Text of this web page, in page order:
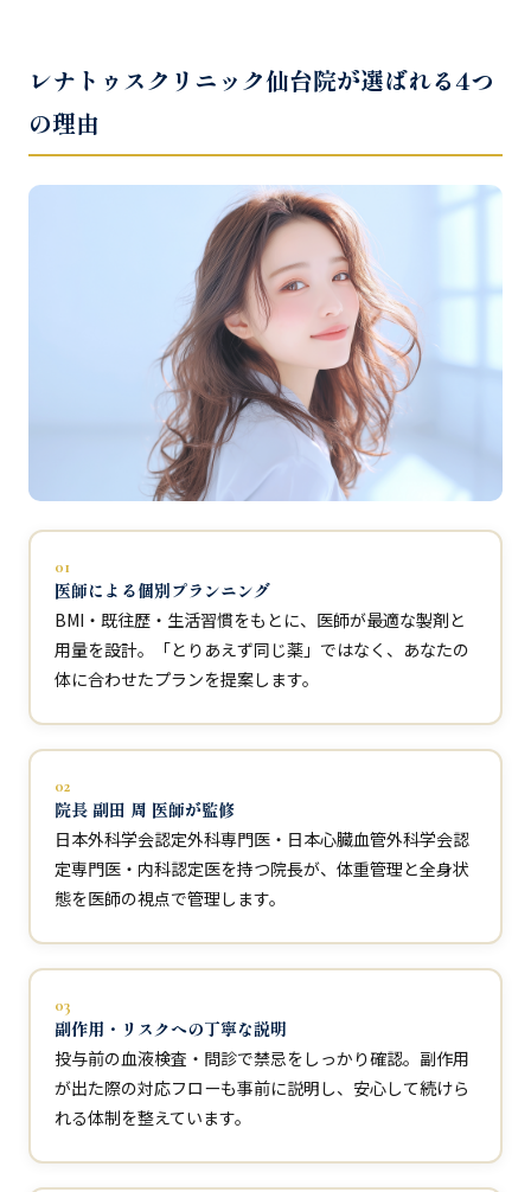
レナトゥスクリニック仙台院が選ばれる4つ
の理由
01
医師による個別プランニング
BMI・既往歴・生活習慣をもとに、医師が最適な製剤と
用量を設計。「とりあえず同じ薬」ではなく、あなたの
体に合わせたプランを提案します。
02
院長 副田 周 医師が監修
日本外科学会認定外科専門医・日本心臓血管外科学会認
定専門医・内科認定医を持つ院長が、体重管理と全身状
態を医師の視点で管理します。
03
副作用・リスクへの丁寧な説明
投与前の血液検査・問診で禁忌をしっかり確認。副作用
が出た際の対応フローも事前に説明し、安心して続けら
れる体制を整えています。